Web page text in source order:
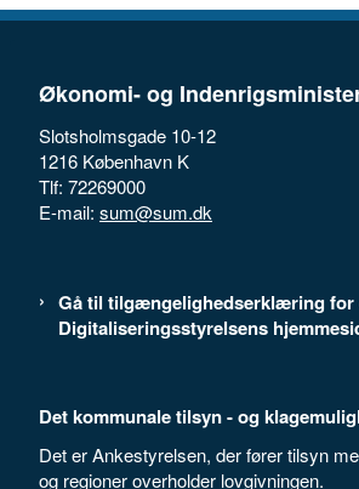
Økonomi- og
Slotsholmsgade 10-12
1216 København K
Tlf: 72269000
E-mail: sum@sum.dk
Gå til tilgængelighedserklæring for
Digitaliseringsstyrelsens
Det kommunale tilsyn - og
Det er Ankestyrelsen, der fører tilsyn
og regioner overholder lovgivningen.